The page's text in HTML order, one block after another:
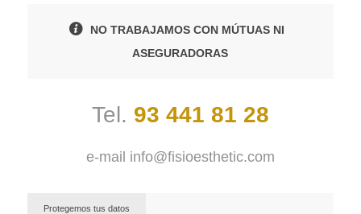
NO TRABAJAMOS CON MÚTUAS NI
ASEGURADORAS
Tel. 93 441 81 28
e-mail info@fisioesthetic.com
Protegemos tus datos